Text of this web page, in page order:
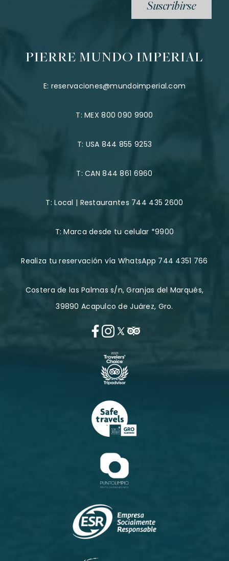
Suscribirse
PIERRE MUNDO IMPERIAL
E: reservaciones@mundoimperial.com
T:MEX 800 090 9900
T: USA 844 855 9253
T:CAN 844 861 6960
T:Local | Restaurantes 744 435 2600
T:Marca desde tu celular *9900
Realiza tu reservación vía WhatsApp 744 4351 766
Costera de las Palmas s/n, Granjas del Marqués,
39890 Acapulco de Juárez, Gro.